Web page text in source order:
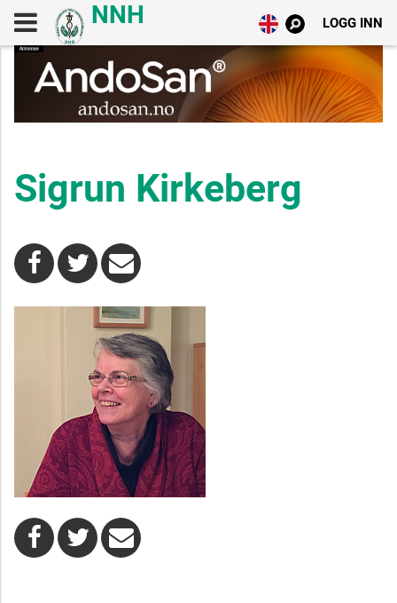
LOGG INN
Sigrun Kirkeberg